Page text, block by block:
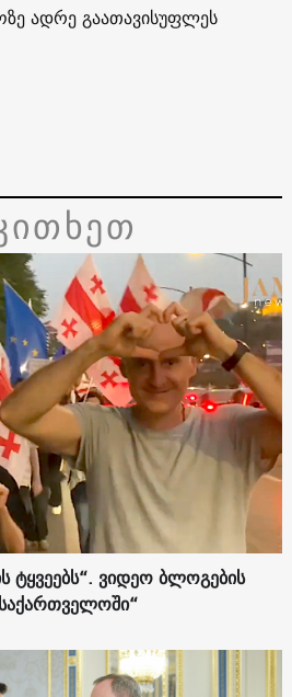
ადრე გაათავისუფლეს
ტყვეებს“. ვიდეო ბლოგების